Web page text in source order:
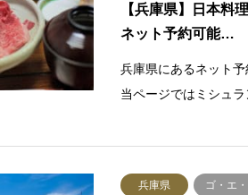
【兵庫県】日本料
ネット予約可能…
兵庫県にあるネット
当ページではミシュ
兵庫県 ゴ・エ